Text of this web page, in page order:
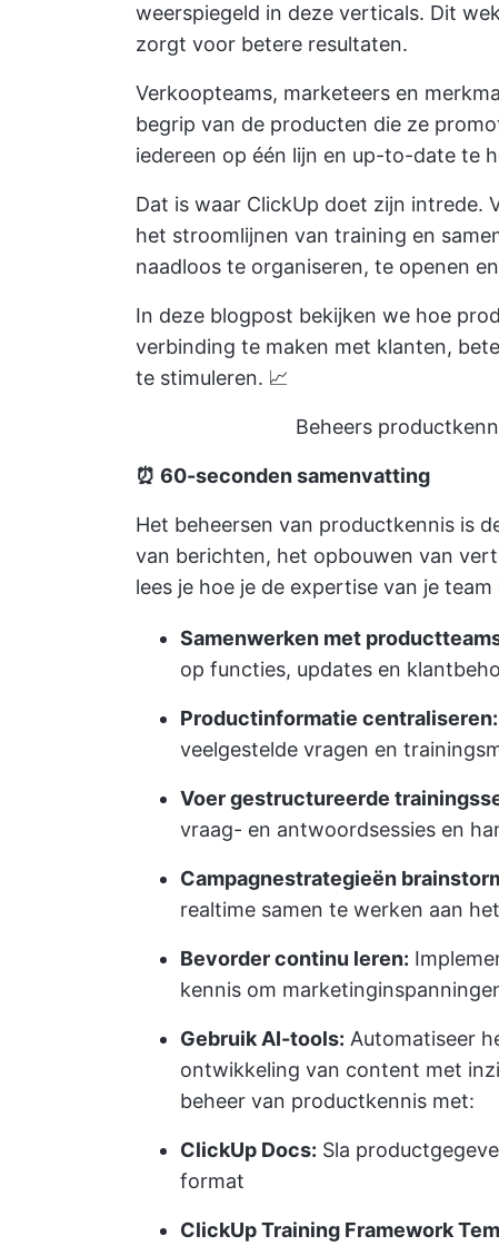
weerspiegeld in deze verticals. Dit
zorgt voor betere resultaten.
Verkoopteams, marketeers en
begrip van de producten die ze
iedereen op één lijn en up-to-date te
Dat is waar ClickUp doet zijn intrede.
het stroomlijnen van training en
naadloos te organiseren, te openen
In deze blogpost bekijken we hoe
verbinding te maken met klanten,
te stimuleren. 📈
Beheers
⏰ 60-seconden samenvatting
Het beheersen van productkennis is
van berichten, het opbouwen van
lees je hoe je de expertise van je
Samenwerken met
op functies, updates en
Productinformatie centraliseren:
veelgestelde vragen en
Voer gestructureerde
vraag- en antwoordsessies en
Campagnestrategieën
realtime samen te werken aan
Bevorder continu leren:
kennis om
Gebruik AI-tools: Automatiseer
ontwikkeling van content met
beheer van productkennis met:
ClickUp Docs: Sla
format
ClickUp Training Framework